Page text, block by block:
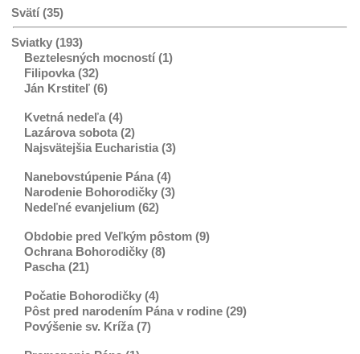
Svätí (35)
Sviatky (193)
Beztelesných mocností (1)
Filipovka (32)
Ján Krstiteľ (6)
Kvetná nedeľa (4)
Lazárova sobota (2)
Najsvätejšia Eucharistia (3)
Nanebovstúpenie Pána (4)
Narodenie Bohorodičky (3)
Nedeľné evanjelium (62)
Obdobie pred Veľkým pôstom (9)
Ochrana Bohorodičky (8)
Pascha (21)
Počatie Bohorodičky (4)
Pôst pred narodením Pána v rodine (29)
Povýšenie sv. Kríža (7)